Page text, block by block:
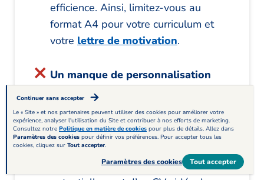
efficience. Ainsi, limitez-vous au
format A4 pour votre curriculum et
votre lettre de motivation.
Un manque de personnalisation
Chercher un emploi n’est pas de tout
repos. En effet, il faut envoyer une
dizaine de candidatures, toutes
composées d’un curriculum vitae,
d’une lettre de motivation, et
Continuer sans accepter
Le « Site » et nos partenaires peuvent utiliser des cookies pour améliorer votre
expérience, analyser l'utilisation du Site et contribuer à nos efforts de marketing.
Consultez notre Politique en matière de cookies pour plus de détails. Allez dans
Paramètres des cookies pour définir vos préférences. Pour accepter tous les
cookies, cliquez sur Tout accepter.
Tout accepter
Paramètres des cookies